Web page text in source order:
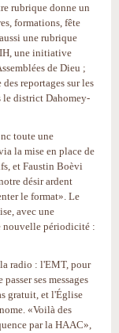
rubrique donne un
formations, fête
une rubrique
une initiative
de Dieu ;
reportages sur les
le district Dahomey-
toute une
la mise en place de
et Faustin Boèvi
désir ardent
le format». Le
avec une
nouvelle périodicité :
radio : l'EMT, pour
ses messages
gratuit, et l'Église
«Voilà des
par la HAAC»,